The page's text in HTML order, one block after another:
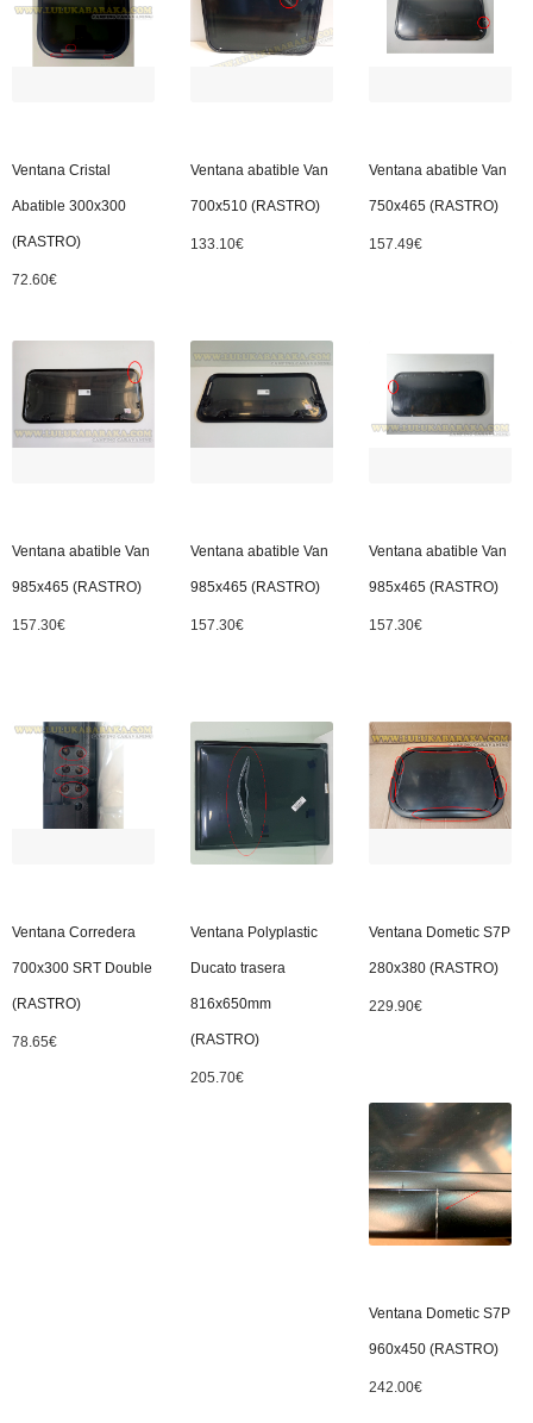
Ventana Cristal
Abatible 300x300
(RASTRO)
72.60€
Ventana abatible Van
700x510 (RASTRO)
133.10€
Ventana abatible Van
750x465 (RASTRO)
157.49€
Ventana abatible Van
985x465 (RASTRO)
157.30€
Ventana abatible Van
985x465 (RASTRO)
157.30€
Ventana abatible Van
985x465 (RASTRO)
157.30€
Ventana Corredera
700x300 SRT Double
(RASTRO)
78.65€
Ventana Polyplastic
Ducato trasera
816x650mm
(RASTRO)
205.70€
Ventana Dometic S7P
280x380 (RASTRO)
229.90€
Ventana Dometic S7P
960x450 (RASTRO)
242.00€